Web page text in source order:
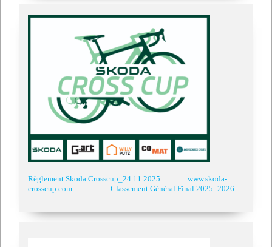
Règlement Skoda Crosscup_24.11.2025
www.skoda-
crosscup.com
Classement Général Final 2025_2026